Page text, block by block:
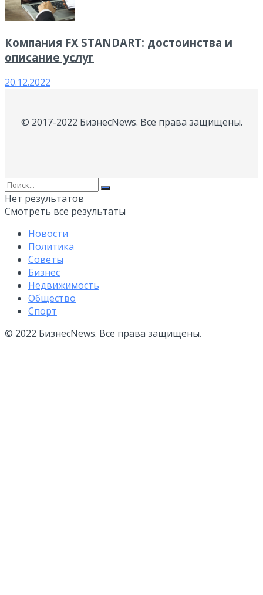
Компания FX STANDART: достоинства и
описание услуг
20.12.2022
© 2017-2022 БизнесNews. Все права защищены.
Нет результатов
Смотреть все результаты
Новости
Политика
Советы
Бизнес
Недвижимость
Общество
Спорт
© 2022 БизнесNews. Все права защищены.